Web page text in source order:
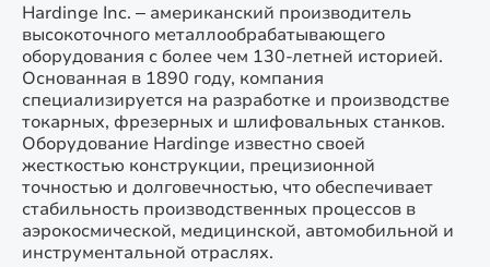
Hardinge Inc. – американский производитель
высокоточного металлообрабатывающего
оборудования с более чем 130-летней историей.
Основанная в 1890 году, компания
специализируется на разработке и производстве
токарных, фрезерных и шлифовальных станков.
Оборудование Hardinge известно своей
жесткостью конструкции, прецизионной
точностью и долговечностью, что обеспечивает
стабильность производственных процессов в
аэрокосмической, медицинской, автомобильной и
инструментальной отраслях.